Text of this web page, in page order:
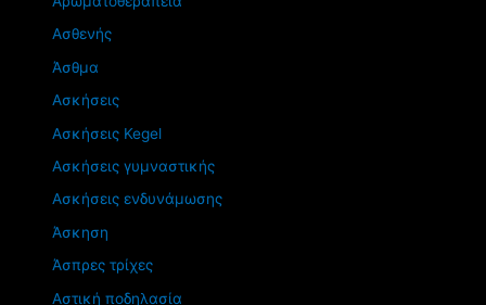
Ασθενής
Άσθμα
Ασκήσεις
Ασκήσεις Kegel
Ασκήσεις γυμναστικής
Ασκήσεις ενδυνάμωσης
Άσκηση
Άσπρες τρίχες
Αστική ποδηλασία